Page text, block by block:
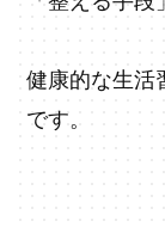
健康的な生活
です。